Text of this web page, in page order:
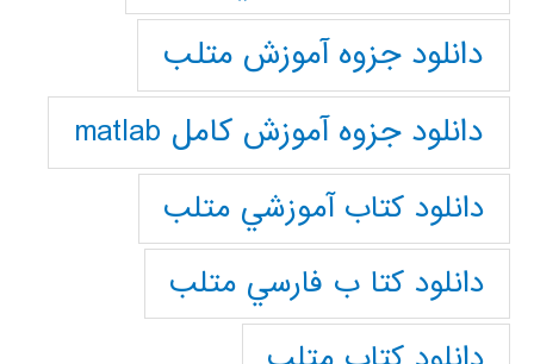
دانلود جزوه آموزش متلب
دانلود جزوه آموزش کامل matlab
دانلود كتاب آموزشي متلب
دانلود كتا ب فارسي متلب